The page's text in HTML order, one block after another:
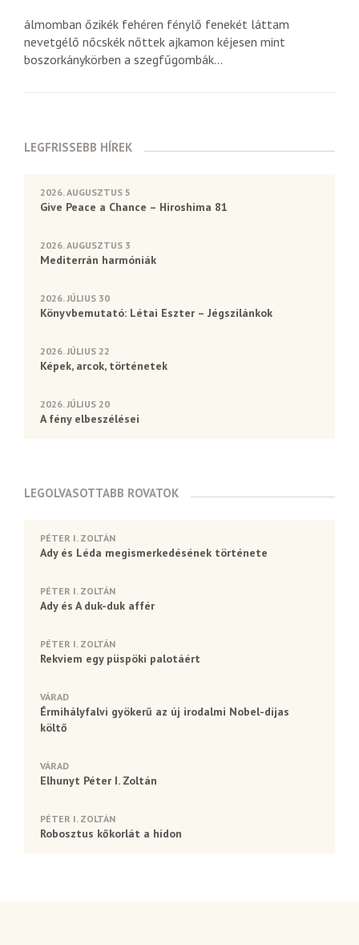
álmomban őzikék fehéren fénylő fenekét láttam
nevetgélő nőcskék nőttek ajkamon kéjesen mint
boszorkánykörben a szegfűgombák...
LEGFRISSEBB HÍREK
2026. AUGUSZTUS 5
Give Peace a Chance – Hiroshima 81
2026. AUGUSZTUS 3
Mediterrán harmóniák
2026. JÚLIUS 30
Könyvbemutató: Létai Eszter – Jégszilánkok
2026. JÚLIUS 22
Képek, arcok, történetek
2026. JÚLIUS 20
A fény elbeszélései
LEGOLVASOTTABB ROVATOK
PÉTER I. ZOLTÁN
Ady és Léda megismerkedésének története
PÉTER I. ZOLTÁN
Ady és A duk-duk affér
PÉTER I. ZOLTÁN
Rekviem egy püspöki palotáért
VÁRAD
Érmihályfalvi gyökerű az új irodalmi Nobel-díjas
költő
VÁRAD
Elhunyt Péter I. Zoltán
PÉTER I. ZOLTÁN
Robosztus kőkorlát a hídon